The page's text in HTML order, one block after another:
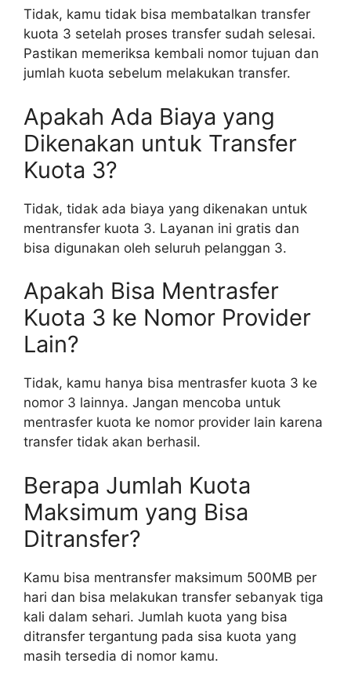
Tidak, kamu tidak bisa membatalkan transfer
kuota 3 setelah proses transfer sudah selesai.
Pastikan memeriksa kembali nomor tujuan dan
jumlah kuota sebelum melakukan transfer.
Apakah Ada Biaya yang
Dikenakan untuk Transfer
Kuota 3?
Tidak, tidak ada biaya yang dikenakan untuk
mentransfer kuota 3. Layanan ini gratis dan
bisa digunakan oleh seluruh pelanggan 3.
Apakah Bisa Mentrasfer
Kuota 3 ke Nomor Provider
Lain?
Tidak, kamu hanya bisa mentrasfer kuota 3 ke
nomor 3 lainnya. Jangan mencoba untuk
mentrasfer kuota ke nomor provider lain karena
transfer tidak akan berhasil.
Berapa Jumlah Kuota
Maksimum yang Bisa
Ditransfer?
Kamu bisa mentransfer maksimum 500MB per
hari dan bisa melakukan transfer sebanyak tiga
kali dalam sehari. Jumlah kuota yang bisa
ditransfer tergantung pada sisa kuota yang
masih tersedia di nomor kamu.